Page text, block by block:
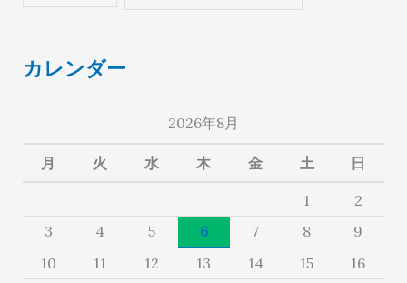
カレンダー
2026年8月
月 火 水 木 金 土 日
1
2
3
4 5 6 7 8
9
10
11 12 13 14 15
16